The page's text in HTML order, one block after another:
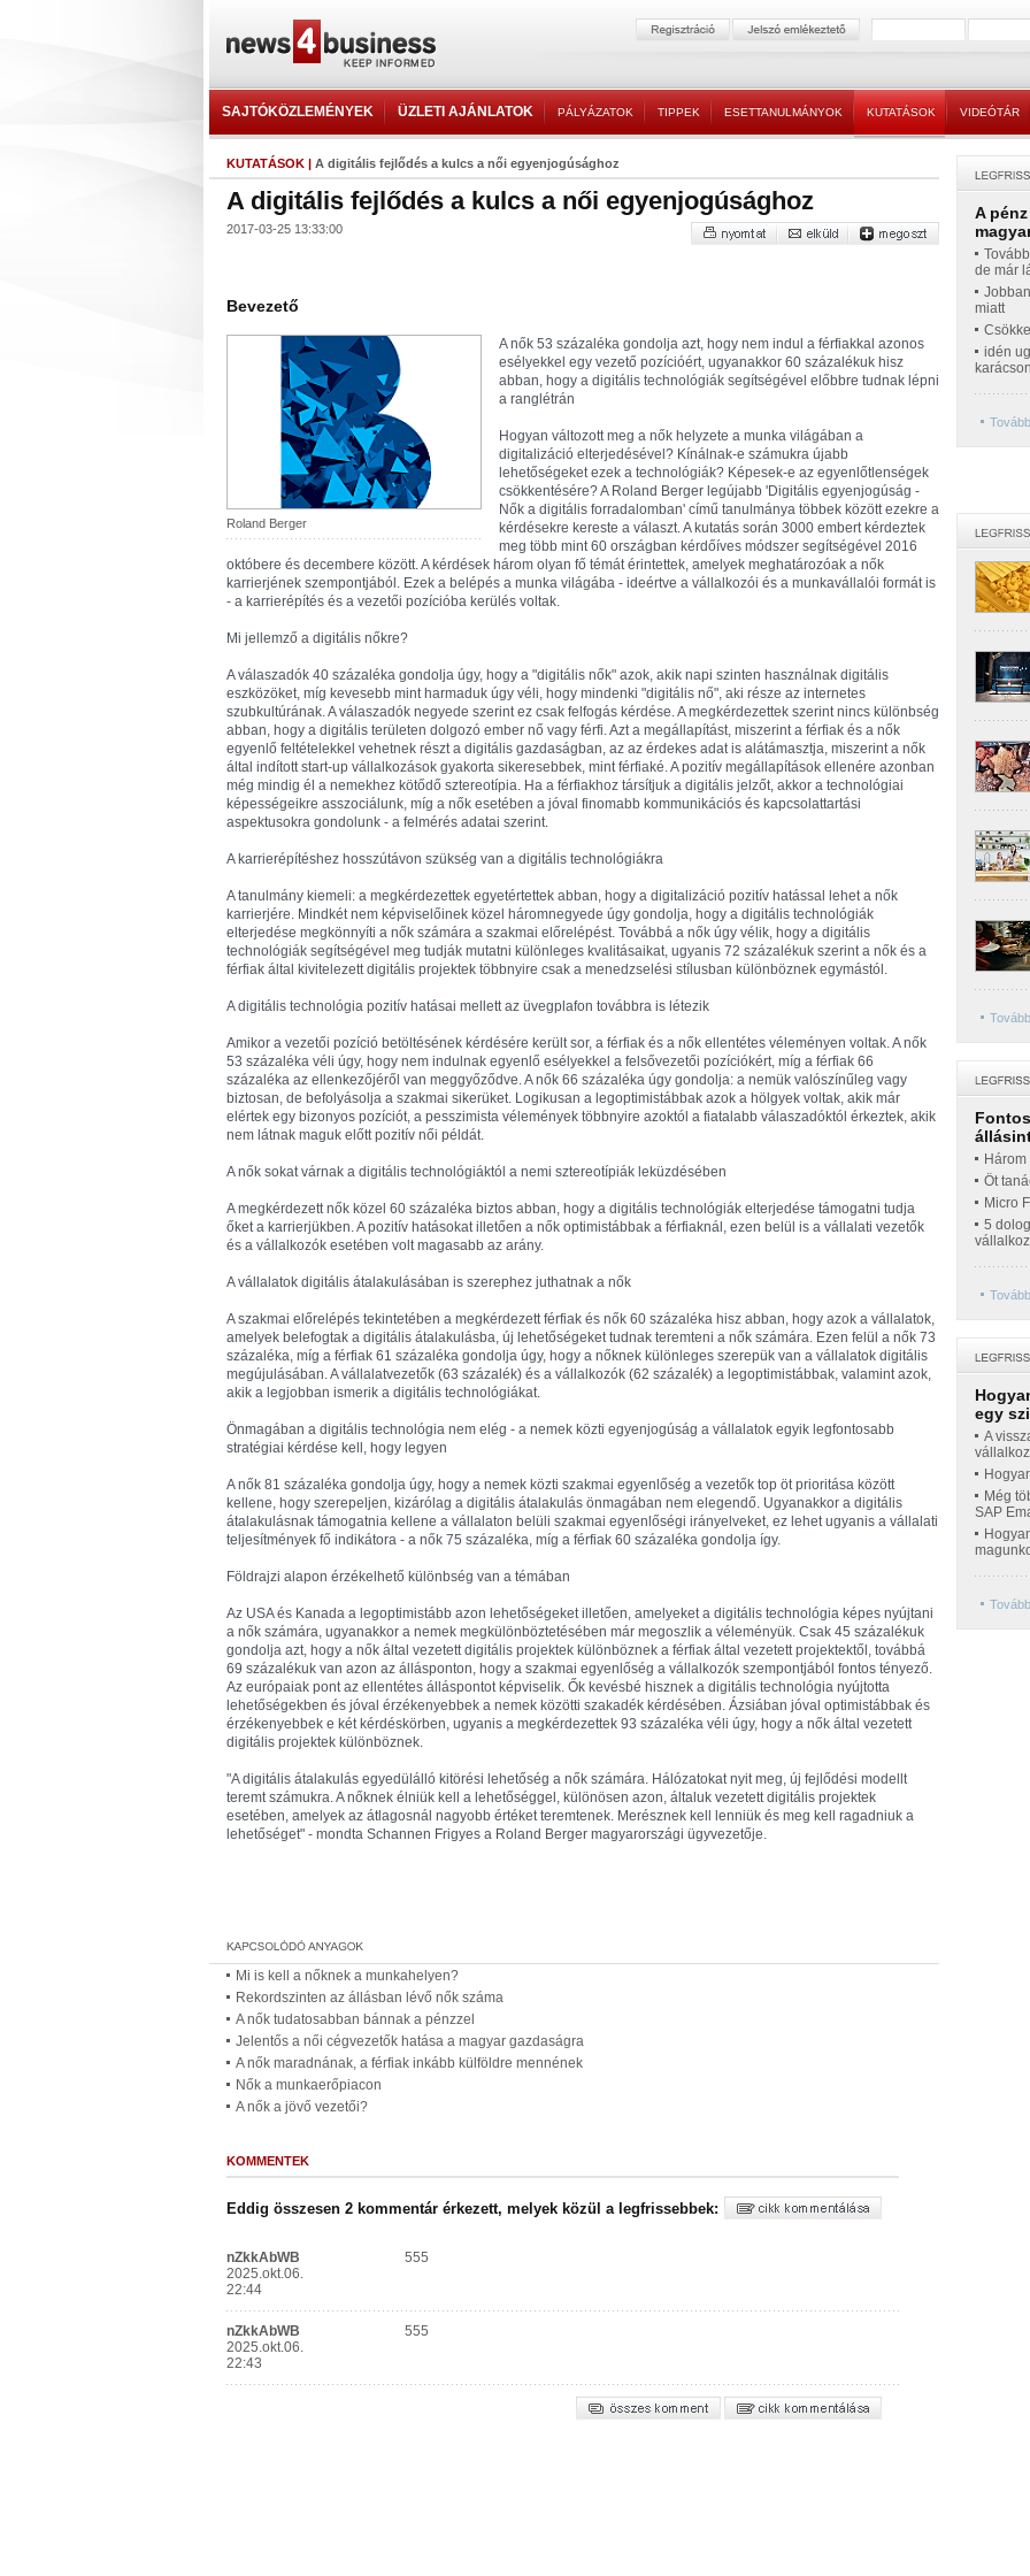
SAJTÓKÖZLEMÉNYEK ÜZLETI AJÁNLATOK PÁLYÁZATOK TIPPEK ESETTANULMÁNYOK KUTATÁSOK VIDEÓTÁR
KUTATÁSOK | A digitális fejlődés a kulcs a női egyenjogúsághoz
A digitális fejlődés a kulcs a női egyenjogúsághoz
2017-03-25 13:33:00
Bevezető
Roland Berger
A nők 53 százaléka gondolja azt, hogy nem indul a férfiakkal azonos
esélyekkel egy vezető pozícióért, ugyanakkor 60 százalékuk hisz
abban, hogy a digitális technológiák segítségével előbbre tudnak lépni
a ranglétrán
Hogyan változott meg a nők helyzete a munka világában a
digitalizáció elterjedésével? Kínálnak-e számukra újabb
lehetőségeket ezek a technológiák? Képesek-e az egyenlőtlenségek
csökkentésére? A Roland Berger legújabb 'Digitális egyenjogúság -
Nők a digitális forradalomban' című tanulmánya többek között ezekre a
kérdésekre kereste a választ. A kutatás során 3000 embert kérdeztek
meg több mint 60 országban kérdőíves módszer segítségével 2016
októbere és decembere között. A kérdések három olyan fő témát érintettek, amelyek meghatározóak a nők
karrierjének szempontjából. Ezek a belépés a munka világába - ideértve a vállalkozói és a munkavállalói formát is
- a karrierépítés és a vezetői pozícióba kerülés voltak.
Mi jellemző a digitális nőkre?
A válaszadók 40 százaléka gondolja úgy, hogy a "digitális nők" azok, akik napi szinten használnak digitális
eszközöket, míg kevesebb mint harmaduk úgy véli, hogy mindenki "digitális nő", aki része az internetes
szubkultúrának. A válaszadók negyede szerint ez csak felfogás kérdése. A megkérdezettek szerint nincs különbség
abban, hogy a digitális területen dolgozó ember nő vagy férfi. Azt a megállapítást, miszerint a férfiak és a nők
egyenlő feltételekkel vehetnek részt a digitális gazdaságban, az az érdekes adat is alátámasztja, miszerint a nők
által indított start-up vállalkozások gyakorta sikeresebbek, mint férfiaké. A pozitív megállapítások ellenére azonban
még mindig él a nemekhez kötődő sztereotípia. Ha a férfiakhoz társítjuk a digitális jelzőt, akkor a technológiai
képességeikre asszociálunk, míg a nők esetében a jóval finomabb kommunikációs és kapcsolattartási
aspektusokra gondolunk - a felmérés adatai szerint.
A karrierépítéshez hosszútávon szükség van a digitális technológiákra
A tanulmány kiemeli: a megkérdezettek egyetértettek abban, hogy a digitalizáció pozitív hatással lehet a nők
karrierjére. Mindkét nem képviselőinek közel háromnegyede úgy gondolja, hogy a digitális technológiák
elterjedése megkönnyíti a nők számára a szakmai előrelépést. Továbbá a nők úgy vélik, hogy a digitális
technológiák segítségével meg tudják mutatni különleges kvalitásaikat, ugyanis 72 százalékuk szerint a nők és a
férfiak által kivitelezett digitális projektek többnyire csak a menedzselési stílusban különböznek egymástól.
A digitális technológia pozitív hatásai mellett az üvegplafon továbbra is létezik
Amikor a vezetői pozíció betöltésének kérdésére került sor, a férfiak és a nők ellentétes véleményen voltak. A nők
53 százaléka véli úgy, hogy nem indulnak egyenlő esélyekkel a felsővezetői pozíciókért, míg a férfiak 66
százaléka az ellenkezőjéről van meggyőződve. A nők 66 százaléka úgy gondolja: a nemük valószínűleg vagy
biztosan, de befolyásolja a szakmai sikerüket. Logikusan a legoptimistábbak azok a hölgyek voltak, akik már
elértek egy bizonyos pozíciót, a pesszimista vélemények többnyire azoktól a fiatalabb válaszadóktól érkeztek, akik
nem látnak maguk előtt pozitív női példát.
A nők sokat várnak a digitális technológiáktól a nemi sztereotípiák leküzdésében
A megkérdezett nők közel 60 százaléka biztos abban, hogy a digitális technológiák elterjedése támogatni tudja
őket a karrierjükben. A pozitív hatásokat illetően a nők optimistábbak a férfiaknál, ezen belül is a vállalati vezetők
és a vállalkozók esetében volt magasabb az arány.
A vállalatok digitális átalakulásában is szerephez juthatnak a nők
A szakmai előrelépés tekintetében a megkérdezett férfiak és nők 60 százaléka hisz abban, hogy azok a vállalatok,
amelyek belefogtak a digitális átalakulásba, új lehetőségeket tudnak teremteni a nők számára. Ezen felül a nők 73
százaléka, míg a férfiak 61 százaléka gondolja úgy, hogy a nőknek különleges szerepük van a vállalatok digitális
megújulásában. A vállalatvezetők (63 százalék) és a vállalkozók (62 százalék) a legoptimistábbak, valamint azok,
akik a legjobban ismerik a digitális technológiákat.
Önmagában a digitális technológia nem elég - a nemek közti egyenjogúság a vállalatok egyik legfontosabb
stratégiai kérdése kell, hogy legyen
A nők 81 százaléka gondolja úgy, hogy a nemek közti szakmai egyenlőség a vezetők top öt prioritása között
kellene, hogy szerepeljen, kizárólag a digitális átalakulás önmagában nem elegendő. Ugyanakkor a digitális
átalakulásnak támogatnia kellene a vállalaton belüli szakmai egyenlőségi irányelveket, ez lehet ugyanis a vállalati
teljesítmények fő indikátora - a nők 75 százaléka, míg a férfiak 60 százaléka gondolja így.
Földrajzi alapon érzékelhető különbség van a témában
Az USA és Kanada a legoptimistább azon lehetőségeket illetően, amelyeket a digitális technológia képes nyújtani
a nők számára, ugyanakkor a nemek megkülönböztetésében már megoszlik a véleményük. Csak 45 százalékuk
gondolja azt, hogy a nők által vezetett digitális projektek különböznek a férfiak által vezetett projektektől, továbbá
69 százalékuk van azon az állásponton, hogy a szakmai egyenlőség a vállalkozók szempontjából fontos tényező.
Az európaiak pont az ellentétes álláspontot képviselik. Ők kevésbé hisznek a digitális technológia nyújtotta
lehetőségekben és jóval érzékenyebbek a nemek közötti szakadék kérdésében. Ázsiában jóval optimistábbak és
érzékenyebbek e két kérdéskörben, ugyanis a megkérdezettek 93 százaléka véli úgy, hogy a nők által vezetett
digitális projektek különböznek.
"A digitális átalakulás egyedülálló kitörési lehetőség a nők számára. Hálózatokat nyit meg, új fejlődési modellt
teremt számukra. A nőknek élniük kell a lehetőséggel, különösen azon, általuk vezetett digitális projektek
esetében, amelyek az átlagosnál nagyobb értéket teremtenek. Merésznek kell lenniük és meg kell ragadniuk a
lehetőséget" - mondta Schannen Frigyes a Roland Berger magyarországi ügyvezetője.
Mi is kell a nőknek a munkahelyen?
Rekordszinten az állásban lévő nők száma
A nők tudatosabban bánnak a pénzzel
Jelentős a női cégvezetők hatása a magyar gazdaságra
A nők maradnának, a férfiak inkább külföldre mennének
Nők a munkaerőpiacon
A nők a jövő vezetői?
A
de már
miatt
idén
Öt
Micro
5
egy
A
Még
SAP